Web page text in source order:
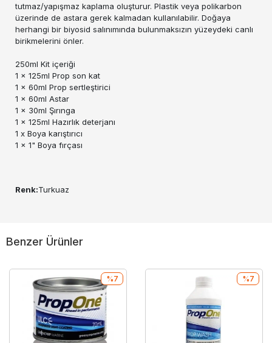
tutmaz/yapışmaz kaplama oluşturur. Plastik veya polikarbon
üzerinde de astara gerek kalmadan kullanılabilir. Doğaya
herhangi bir biyosid salınımında bulunmaksızın yüzeydeki canlı
birikmelerini önler.
250ml Kit içeriği
1 x 125ml Prop son kat
1 x 60ml Prop sertleştirici
1 x 60ml Astar
1 x 30ml Şırınga
1 x 125ml Hazırlık deterjanı
1 x Boya karıştırıcı
1 x 1" Boya fırçası
Renk:Turkuaz
Benzer Ürünler
%7 %7